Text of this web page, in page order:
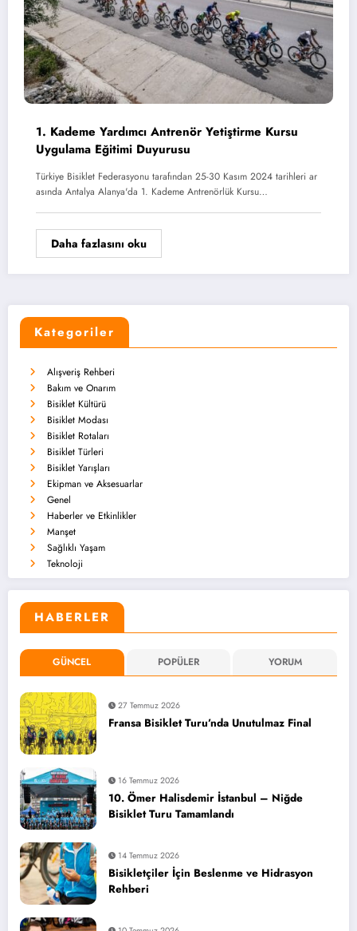
1. Kademe Yardımcı Antrenör Yetiştirme Kursu
Uygulama Eğitimi Duyurusu
Türkiye Bisiklet Federasyonu tarafından 25-30 Kasım 2024 tarihleri ar
asında Antalya Alanya'da 1. Kademe Antrenörlük Kursu…
Daha fazlasını oku
Kategoriler
Alışveriş Rehberi
Bakım ve Onarım
Bisiklet Kültürü
Bisiklet Modası
Bisiklet Rotaları
Bisiklet Türleri
Bisiklet Yarışları
Ekipman ve Aksesuarlar
Genel
Haberler ve Etkinlikler
Manşet
Sağlıklı Yaşam
Teknoloji
HABERLER
GÜNCEL POPÜLER YORUM
27 Temmuz 2026
Fransa Bisiklet Turu’nda Unutulmaz Final
16 Temmuz 2026
10. Ömer Halisdemir İstanbul – Niğde
Bisiklet Turu Tamamlandı
14 Temmuz 2026
Bisikletçiler İçin Beslenme ve Hidrasyon
Rehberi